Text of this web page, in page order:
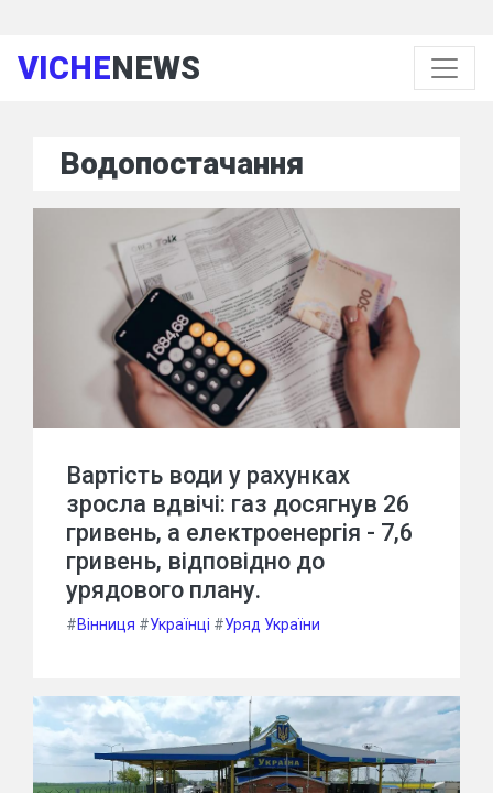
VICHENEWS
Водопостачання
Вартість води у рахунках
зросла вдвічі: газ досягнув 26
гривень, а електроенергія - 7,6
гривень, відповідно до
урядового плану.
#Вінниця #Українці #Уряд України